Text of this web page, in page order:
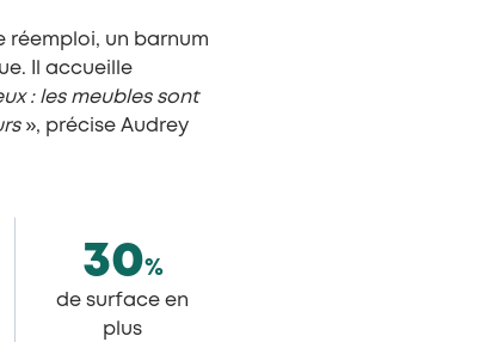
réemploi, un barnum
Il accueille
: les meubles sont
», précise Audrey
30%
de surface en
plus